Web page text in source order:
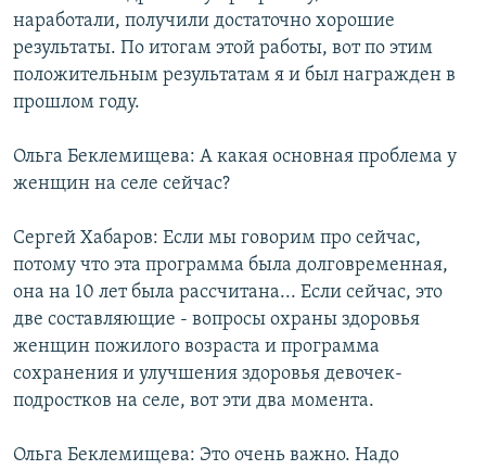
наработали, получили достаточно хорошие
результаты. По итогам этой работы, вот по этим
положительным результатам я и был награжден в
прошлом году.
Ольга Беклемищева: А какая основная проблема у
женщин на селе сейчас?
Сергей Хабаров: Если мы говорим про сейчас,
потому что эта программа была долговременная,
она на 10 лет была рассчитана... Если сейчас, это
две составляющие - вопросы охраны здоровья
женщин пожилого возраста и программа
сохранения и улучшения здоровья девочек-
подростков на селе, вот эти два момента.
Ольга Беклемищева: Это очень важно. Надо